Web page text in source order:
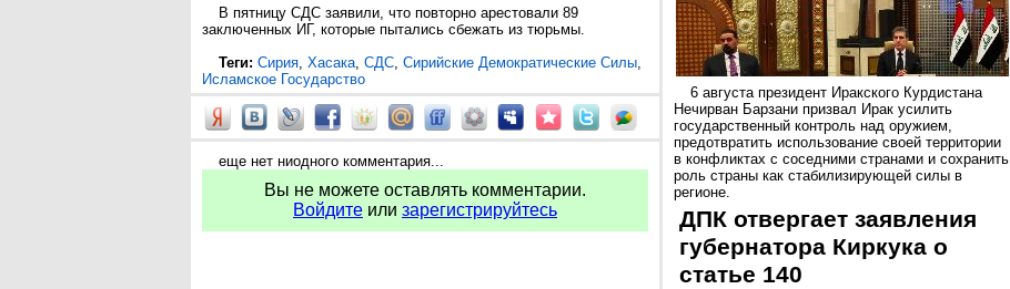
В пятницу СДС заявили, что повторно арестовали 89
заключенных ИГ, которые пытались сбежать из тюрьмы.
Теги: Сирия, Хасака, СДС, Сирийские Демократические Силы,
Исламское Государство
еще нет ниодного комментария...
Вы не можете оставлять комментарии.
Войдите или зарегистрируйтесь
6 августа президент Иракского Курдистана
Нечирван Барзани призвал Ирак усилить
государственный контроль над оружием,
предотвратить использование своей территории
в конфликтах с соседними странами и сохранить
роль страны как стабилизирующей силы в
регионе.
ДПК отвергает заявления
губернатора Киркука о
статье 140